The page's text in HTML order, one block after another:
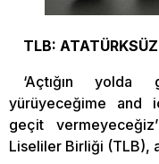
TLB:
‘Açtığın yolda
yürüyeceğime and
geçit
Liseliler Birliği (TLB),